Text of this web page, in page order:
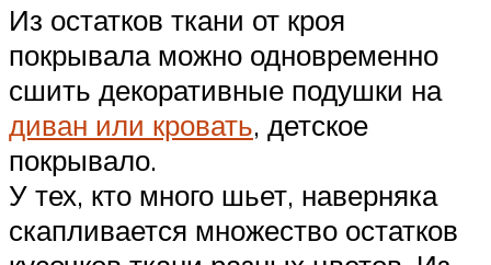
Из остатков ткани от кроя
покрывала можно одновременно
сшить декоративные подушки на
диван или кровать, детское
покрывало.
У тех, кто много шьет, наверняка
скапливается множество остатков